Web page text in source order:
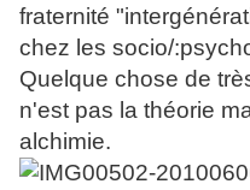
fraternité
chez les socio/
Quelque chose de
n'est pas la théorie
alchimie.